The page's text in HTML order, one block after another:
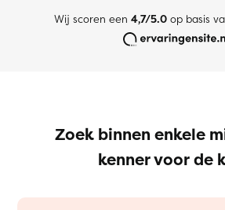
Wij scoren een 4,7/5.0op basis
Zoek binnen enkele
kenner voor de